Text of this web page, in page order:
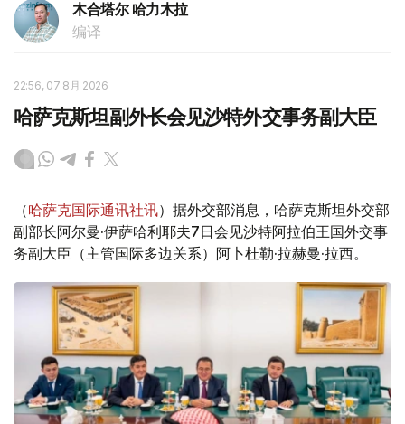
木合塔尔 哈力木拉
编译
22:56, 07 8月 2026
哈萨克斯坦副外长会见沙特外交事务副大臣
（哈萨克国际通讯社讯）据外交部消息，哈萨克斯坦外交部
副部长阿尔曼·伊萨哈利耶夫7日会见沙特阿拉伯王国外交事
务副大臣（主管国际多边关系）阿卜杜勒·拉赫曼·拉西。